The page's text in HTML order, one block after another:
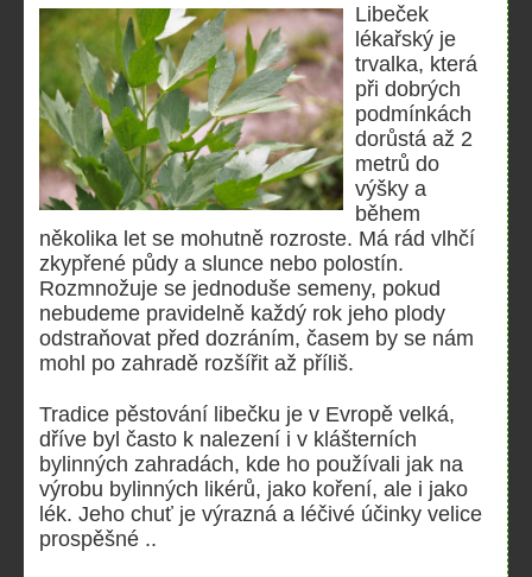
Libeček
lékařský je
trvalka, která
při dobrých
podmínkách
dorůstá až 2
metrů do
výšky a
během
několika let se mohutně rozroste. Má rád vlhčí
zkypřené půdy a slunce nebo polostín.
Rozmnožuje se jednoduše semeny, pokud
nebudeme pravidelně každý rok jeho plody
odstraňovat před dozráním, časem by se nám
mohl po zahradě rozšířit až příliš.
Tradice pěstování libečku je v Evropě velká,
dříve byl často k nalezení i v klášterních
bylinných zahradách, kde ho používali jak na
výrobu bylinných likérů, jako koření, ale i jako
lék. Jeho chuť je výrazná a léčivé účinky velice
prospěšné ..